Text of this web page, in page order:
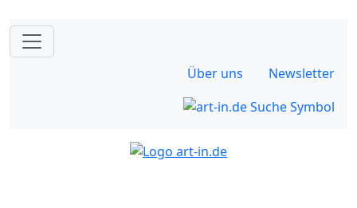
Über uns Newsletter